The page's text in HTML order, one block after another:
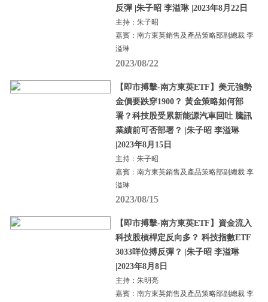
反彈 |朱子昭 李溢琳 |2023年8月22日
主持：朱子昭
嘉賓：南方東英銷售及產品策略部副總裁 李
溢琳
2023/08/22
【即市搏擊-南方東英ETF】美元強勢
金價要跌穿1900？ 黃金策略如何部
署？科技股受累新能源汽車回吐 騰訊
業績前可否部署？ |朱子昭 李溢琳
|2023年8月15日
主持：朱子昭
嘉賓：南方東英銷售及產品策略部副總裁 李
溢琳
2023/08/15
【即市搏擊-南方東英ETF】資金流入
科技股槓桿定反向多？ 科技指數ETF
3033咩位搏反彈？ |朱子昭 李溢琳
|2023年8月8日
主持：朱明亮
嘉賓：南方東英銷售及產品策略部副總裁 李